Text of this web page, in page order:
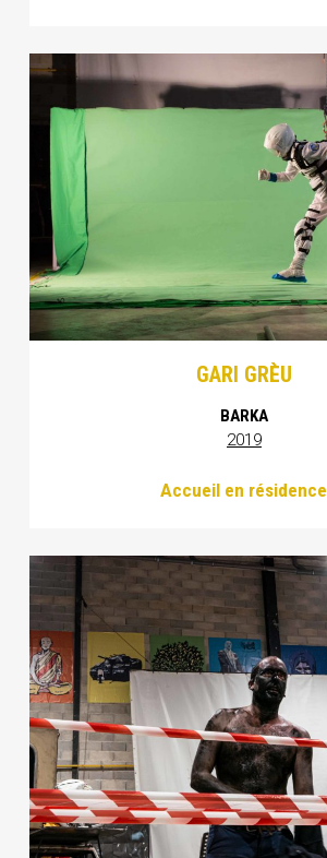
GARI GRÈU
BARKA
2019
Accueil en résidence